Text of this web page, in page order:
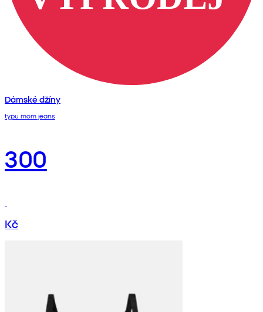
Dámské džíny
typu mom jeans
300
Kč